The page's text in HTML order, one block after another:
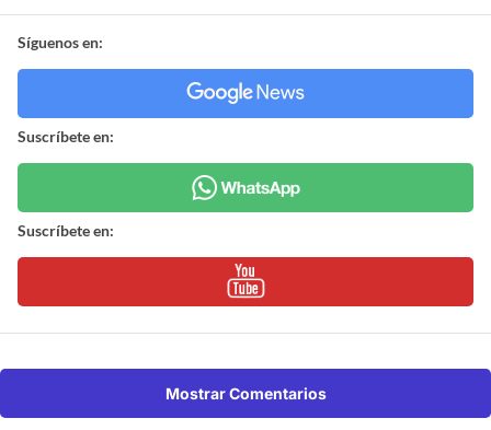
Síguenos en:
Suscríbete en:
Suscríbete en:
Mostrar Comentarios